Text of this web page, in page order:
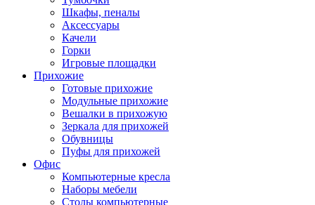
Шкафы, пеналы
Аксессуары
Качели
Горки
Игровые площадки
Прихожие
Готовые прихожие
Модульные прихожие
Вешалки в прихожую
Зеркала для прихожей
Обувницы
Пуфы для прихожей
Офис
Компьютерные кресла
Наборы мебели
Столы компьютерные